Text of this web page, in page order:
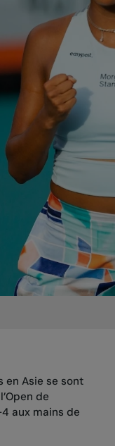
en Asie se sont
de
aux mains de